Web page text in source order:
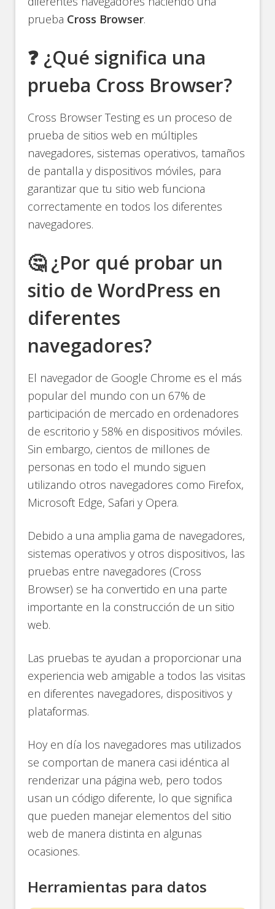
prueba Cross Browser.
❓ ¿Qué significa una
prueba Cross Browser?
Cross Browser Testing es un proceso de
prueba de sitios web en múltiples
navegadores, sistemas operativos, tamaños
de pantalla y dispositivos móviles, para
garantizar que tu sitio web funciona
correctamente en todos los diferentes
navegadores.
🤔 ¿Por qué probar un
sitio de WordPress en
diferentes
navegadores?
El navegador de Google Chrome es el más
popular del mundo con un 67% de
participación de mercado en ordenadores
de escritorio y 58% en dispositivos móviles.
Sin embargo, cientos de millones de
personas en todo el mundo siguen
utilizando otros navegadores como Firefox,
Microsoft Edge, Safari y Opera.
Debido a una amplia gama de navegadores,
sistemas operativos y otros dispositivos, las
pruebas entre navegadores (Cross
Browser) se ha convertido en una parte
importante en la construcción de un sitio
web.
Las pruebas te ayudan a proporcionar una
experiencia web amigable a todos las visitas
en diferentes navegadores, dispositivos y
plataformas.
Hoy en día los navegadores mas utilizados
se comportan de manera casi idéntica al
renderizar una página web, pero todos
usan un código diferente, lo que significa
que pueden manejar elementos del sitio
web de manera distinta en algunas
ocasiones.
Herramientas para datos